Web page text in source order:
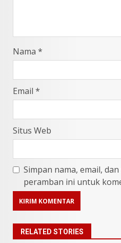
Nama *
Email *
Situs Web
Simpan nama, email,
peramban ini untuk
RELATED STORIES